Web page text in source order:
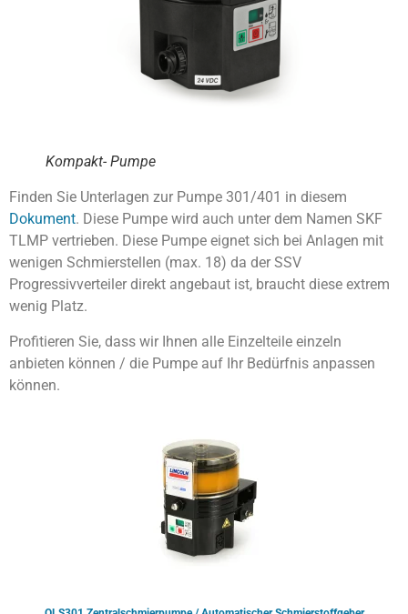
Kompakt- Pumpe
Finden Sie Unterlagen zur Pumpe 301/401 in diesem
Dokument. Diese Pumpe wird auch unter dem Namen SKF
TLMP vertrieben. Diese Pumpe eignet sich bei Anlagen mit
wenigen Schmierstellen (max. 18) da der SSV
Progressivverteiler direkt angebaut ist, braucht diese extrem
wenig Platz.
Profitieren Sie, dass wir Ihnen alle Einzelteile einzeln
anbieten können / die Pumpe auf Ihr Bedürfnis anpassen
können.